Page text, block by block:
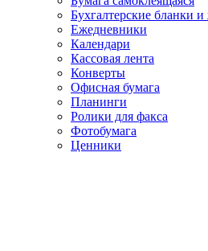
Бухгалтерские бланки
Ежедневники
Календари
Кассовая лента
Конверты
Офисная бумага
Планинги
Ролики для факса
Фотобумага
Ценники